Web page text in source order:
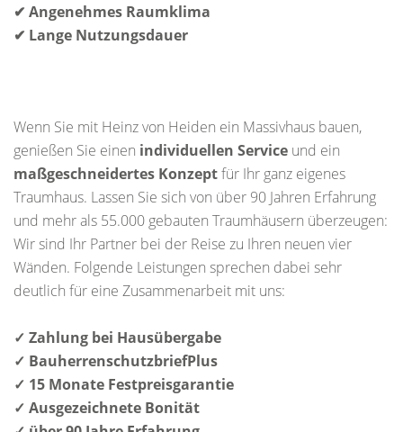
✔ Angenehmes Raumklima
✔ Lange Nutzungsdauer
Wenn Sie mit Heinz von Heiden ein Massivhaus bauen,
genießen Sie einen individuellen Service und ein
maßgeschneidertes Konzeptfür Ihr ganz eigenes
Traumhaus. Lassen Sie sich von über 90 Jahren Erfahrung
und mehr als 55.000 gebauten Traumhäusern überzeugen:
Wir sind Ihr Partner bei der Reise zu Ihren neuen vier
Wänden. Folgende Leistungen sprechen dabei sehr
deutlich für eine Zusammenarbeit mit uns:
✓ Zahlung bei Hausübergabe
✓ BauherrenschutzbriefPlus
✓ 15 Monate Festpreisgarantie
✓ Ausgezeichnete Bonität